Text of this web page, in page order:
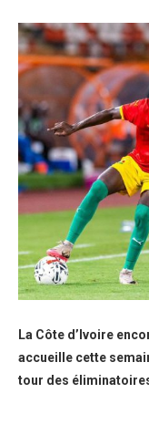
La Côte d’Ivoire
accueille cette
tour des